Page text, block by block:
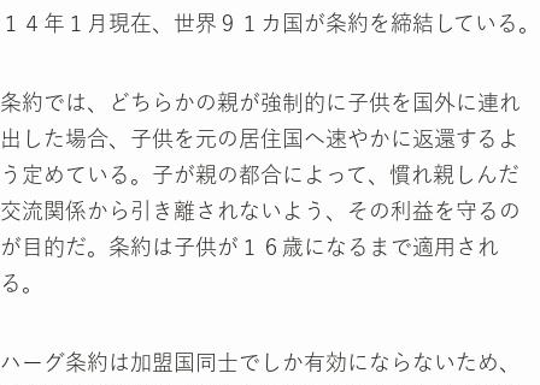
１４年１月現在、世界９１カ国が条約を締結している。
条約では、どちらかの親が強制的に子供を国外に連れ
出した場合、子供を元の居住国へ速やかに返還するよ
う定めている。子が親の都合によって、慣れ親しんだ
交流関係から引き離されないよう、その利益を守るの
が目的だ。条約は子供が１６歳になるまで適用され
る。
ハーグ条約は加盟国同士でしか有効にならないため、